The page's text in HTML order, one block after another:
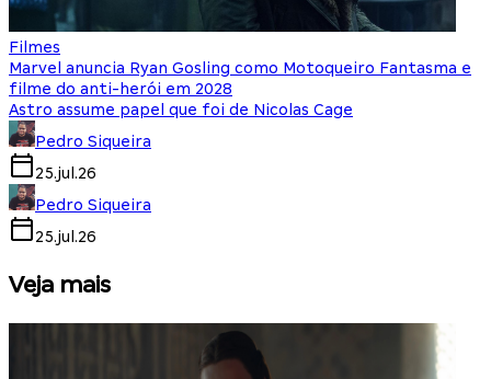
Filmes
Marvel anuncia Ryan Gosling como Motoqueiro Fantasma e
filme do anti-herói em 2028
Astro assume papel que foi de Nicolas Cage
Pedro Siqueira
25.jul.26
Pedro Siqueira
25.jul.26
Veja mais